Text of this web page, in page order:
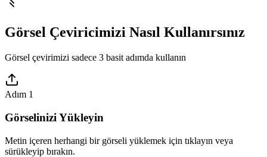
Görsel Çeviricimizi Nasıl Kullanırsınız
Görsel çevirimizi sadece 3 basit adımda kullanın
Adım 1
Görselinizi Yükleyin
Metin içeren herhangi bir görseli yüklemek için tıklayın veya
sürükleyip bırakın.